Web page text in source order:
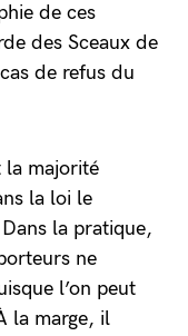
de ces
des Sceaux de
de refus du
la majorité
la loi le
la pratique,
ne
l’on peut
la marge, il